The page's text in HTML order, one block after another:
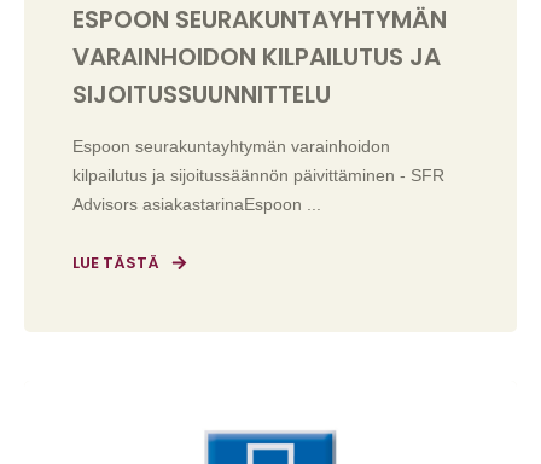
ESPOON SEURAKUNTAYHTYMÄN
VARAINHOIDON KILPAILUTUS JA
SIJOITUSSUUNNITTELU
Espoon seurakuntayhtymän varainhoidon
kilpailutus ja sijoitussäännön päivittäminen - SFR
Advisors asiakastarinaEspoon ...
LUE TÄSTÄ